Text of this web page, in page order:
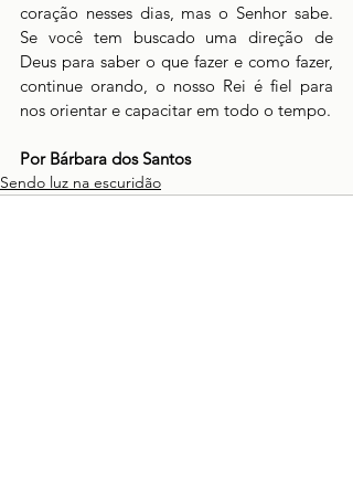
coração nesses dias, mas o Senhor sabe.
Se você tem buscado uma direção de
Deus para saber o que fazer e como fazer,
continue orando, o nosso Rei é fiel para
nos orientar e capacitar em todo o tempo.
Por Bárbara dos Santos
Sendo luz na escuridão